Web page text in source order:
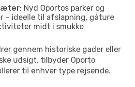
Nyd Oportos parker og
– ideelle til afslapning, gåture
midt i smukke
gennem historiske gader eller
udsigt, tilbyder Oporto
til enhver type rejsende.